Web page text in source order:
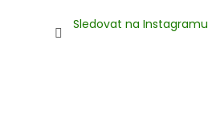
Sledovat na Instagramu